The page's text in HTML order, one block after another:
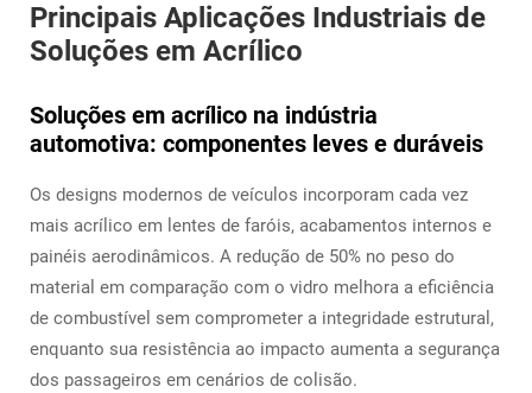
Principais Aplicações Industriais de
Soluções em Acrílico
Soluções em acrílico na indústria
automotiva: componentes leves e duráveis
Os designs modernos de veículos incorporam cada vez
mais acrílico em lentes de faróis, acabamentos internos e
painéis aerodinâmicos. A redução de 50% no peso do
material em comparação com o vidro melhora a eficiência
de combustível sem comprometer a integridade estrutural,
enquanto sua resistência ao impacto aumenta a segurança
dos passageiros em cenários de colisão.